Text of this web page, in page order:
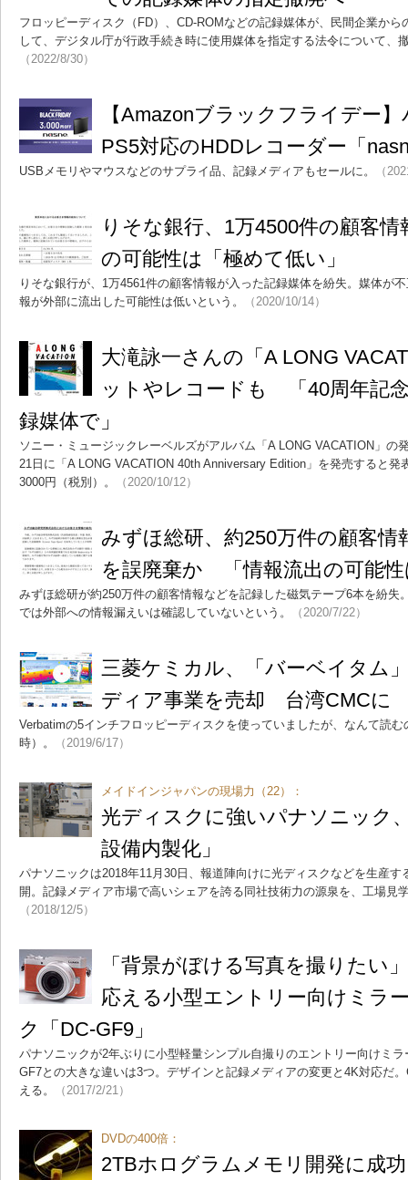
フロッピーディスク（FD）、CD-ROMなどの記録媒体が、民間企業か
して、デジタル庁が行政手続き時に使用媒体を指定する法令について、
（2022/8/30）
【Amazonブラックフライデー
PS5対応のHDDレコーダー「
USBメモリやマウスなどのサプライ品、記録メディアもセールに。 （
りそな銀行、1万4500件の顧客
の可能性は「極めて低い」
りそな銀行が、1万4561件の顧客情報が入った記録媒体を紛失。媒体が
報が外部に流出した可能性は低いという。
（2020/10/14）
大滝詠一さんの「A LONG
ットやレコードも 「40周年記
録媒体で」
ソニー・ミュージックレーベルズがアルバム「A LONG VACATION」の
21日に「A LONG VACATION 40th Anniversary Edition」を発売すると発
3000円（税別）。
（2020/10/12）
みずほ総研、約250万件の顧客情
を誤廃棄か 「情報流出の可能
みずほ総研が約250万件の顧客情報などを記録した磁気テープ6本を紛失
では外部への情報漏えいは確認していないという。
（2020/7/22）
三菱ケミカル、「バーベイタム
ディア事業を売却 台湾CMCに
Verbatimの5インチフロッピーディスクを使っていましたが、なんて読
時）。
（2019/6/17）
メイドインジャパンの現場力（22）：
光ディスクに強いパナソニック
設備内製化」
パナソニックは2018年11月30日、報道陣向けに光ディスクなどを生産
開。記録メディア市場で高いシェアを誇る同社技術力の源泉を、工場見
（2018/12/5）
「背景がぼける写真を撮りた
応える小型エントリー向けミラ
ク「DC-GF9」
パナソニックが2年ぶりに小型軽量シンプル自撮りのエントリー向けミ
GF7との大きな違いは3つ。デザインと記録メディアの変更と4K対応だ
える。
（2017/2/21）
DVDの400倍：
2TBホログラムメモリ開発に成